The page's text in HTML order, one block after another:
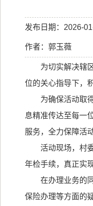
发布日期：2026-
作者：郭玉薇
为切实解决辖
位的关心指导下，
为确保活动取
息精准传达至每一
服务，全力保障活
活动现场，村
年检手续，真正实
在办理业务的
保险办理等方面的